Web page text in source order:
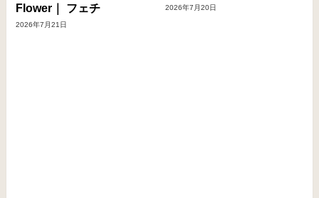
Flower｜ フェチ
2026年7月21日
2026年7月20日